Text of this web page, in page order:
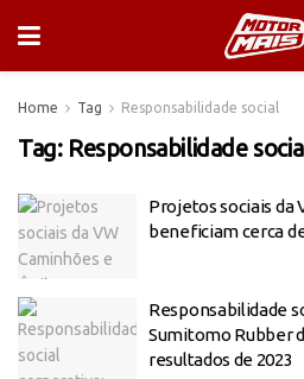
Home Tag Responsabilidade social
Tag: Responsabilidade
Projetos sociais da
beneficiam cerca
Responsabilidade
Sumitomo Rubber
resultados de 2023